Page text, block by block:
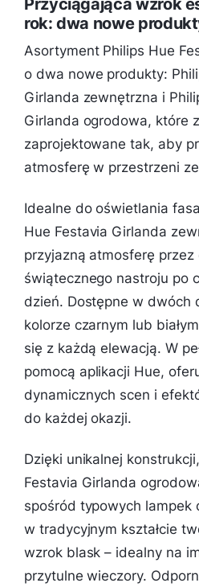
rok: dwa nowe
Asortyment Philips Hue
o dwa nowe produkty:
Girlanda zewnętrzna i
Girlanda ogrodowa, które
zaprojektowane tak, aby
atmosferę w przestrzeni
Idealne do oświetlania
Hue Festavia Girlanda
przyjazną atmosferę przez
świątecznego nastroju po
dzień. Dostępne w dwóch
kolorze czarnym lub
się z każdą elewacją. W
pomocą aplikacji Hue,
dynamicznych scen i
do każdej okazji.
Dzięki unikalnej
Festavia Girlanda
spośród typowych lampek
w tradycyjnym kształcie
wzrok blask – idealny na
przytulne wieczory.